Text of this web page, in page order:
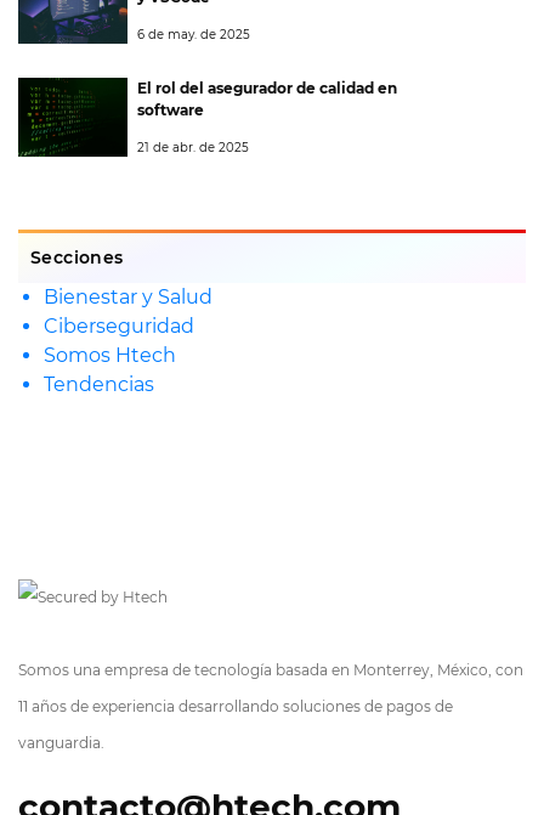
6 de may. de 2025
El rol del asegurador de calidad en
software
21 de abr. de 2025
Secciones
Bienestar y Salud
Ciberseguridad
Somos Htech
Tendencias
Somos una empresa de tecnología basada en Monterrey, México, con
11 años de experiencia desarrollando soluciones de pagos de
vanguardia.